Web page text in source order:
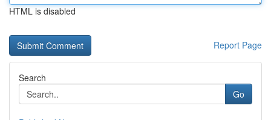
HTML is disabled
Report Page
Search
Go